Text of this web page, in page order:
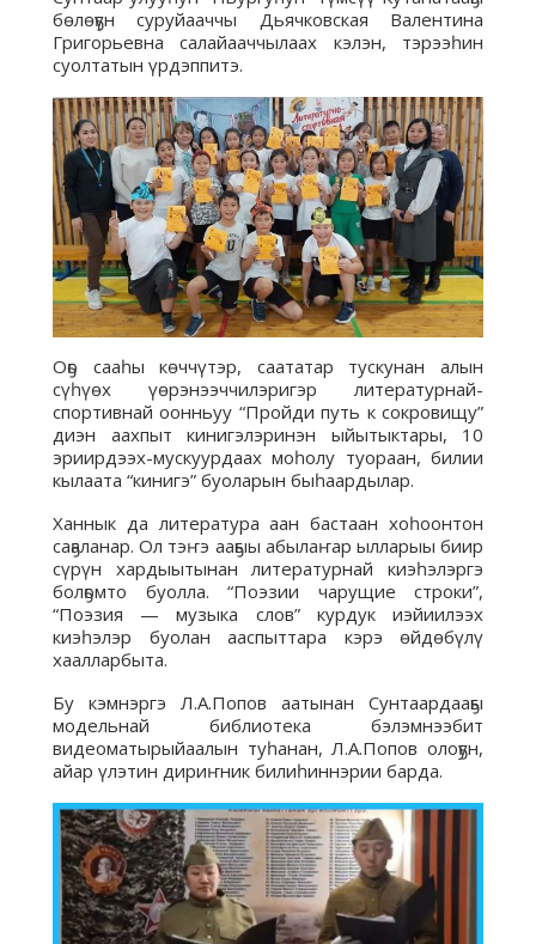
бөлөҕүн суруйааччы Дьячковская Валентина
Григорьевна салайааччылаах кэлэн, тэрээһин
суолтатын үрдэппитэ.
Оҕо сааһы көччүтэр, саататар тускунан алын
сүһүөх үөрэнээччилэригэр литературнай-
спортивнай оонньуу “Пройди путь к сокровищу”
диэн аахпыт кинигэлэринэн ыйытыктары, 10
эриирдээх-мускуурдаах моһолу туораан, билии
кылаата “кинигэ” буоларын быһаардылар.
Ханнык да литература аан бастаан хоһоонтон
саҕаланар. Ол тэҥэ ааҕыы абылаҥар ылларыы биир
сүрүн хардыытынан литературнай киэһэлэргэ
болҕомто буолла. “Поэзии чарущие строки”,
“Поэзия — музыка слов” курдук иэйиилээх
киэһэлэр буолан ааспыттара кэрэ өйдөбүлү
хаалларбыта.
Бу кэмнэргэ Л.А.Попов аатынан Сунтаардааҕы
модельнай библиотека бэлэмнээбит
видеоматырыйаалын туһанан, Л.А.Попов олоҕун,
айар үлэтин дириҥник билиһиннэрии барда.